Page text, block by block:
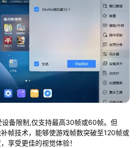
备限制,仅支持最高30帧或60帧。但
帧技术，能够使游戏帧数突破至120帧或
享受更佳的视觉体验！